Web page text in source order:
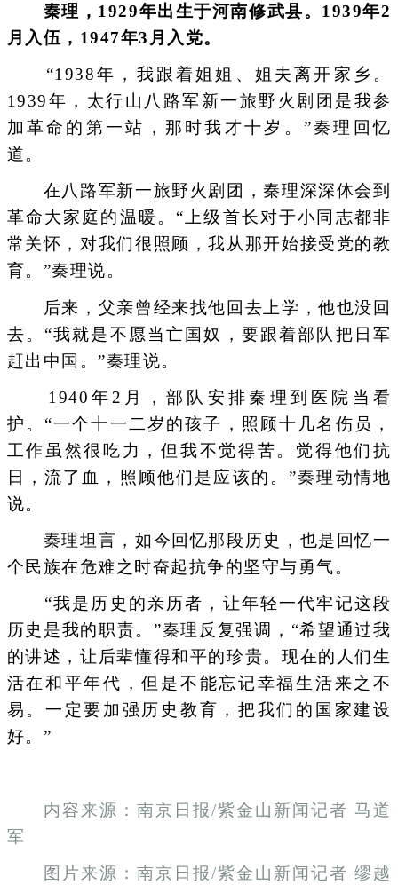
秦理，1929年出生于河南修武县。1939年2
月入伍，1947年3月入党。
“1938年，我跟着姐姐、姐夫离开家乡。
1939年，太行山八路军新一旅野火剧团是我参
加革命的第一站，那时我才十岁。”秦理回忆
道。
在八路军新一旅野火剧团，秦理深深体会到
革命大家庭的温暖。“上级首长对于小同志都非
常关怀，对我们很照顾，我从那开始接受党的教
育。”秦理说。
后来，父亲曾经来找他回去上学，他也没回
去。“我就是不愿当亡国奴，要跟着部队把日军
赶出中国。”秦理说。
1940年2月，部队安排秦理到医院当看
护。“一个十一二岁的孩子，照顾十几名伤员，
工作虽然很吃力，但我不觉得苦。觉得他们抗
日，流了血，照顾他们是应该的。”秦理动情地
说。
秦理坦言，如今回忆那段历史，也是回忆一
个民族在危难之时奋起抗争的坚守与勇气。
“我是历史的亲历者，让年轻一代牢记这段
历史是我的职责。”秦理反复强调，“希望通过我
的讲述，让后辈懂得和平的珍贵。现在的人们生
活在和平年代，但是不能忘记幸福生活来之不
易。一定要加强历史教育，把我们的国家建设
好。”
内容来源：南京日报/紫金山新闻记者 马道
军
图片来源：南京日报/紫金山新闻记者 缪越